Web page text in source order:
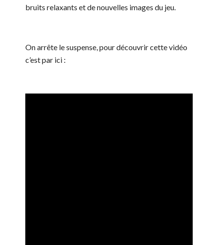
bruits relaxants et de nouvelles images du jeu.
On arrête le suspense, pour découvrir cette vidéo
c’est par ici :